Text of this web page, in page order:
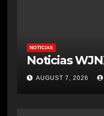
NOTICIAS
Noticias
AUGUST 7, 2026